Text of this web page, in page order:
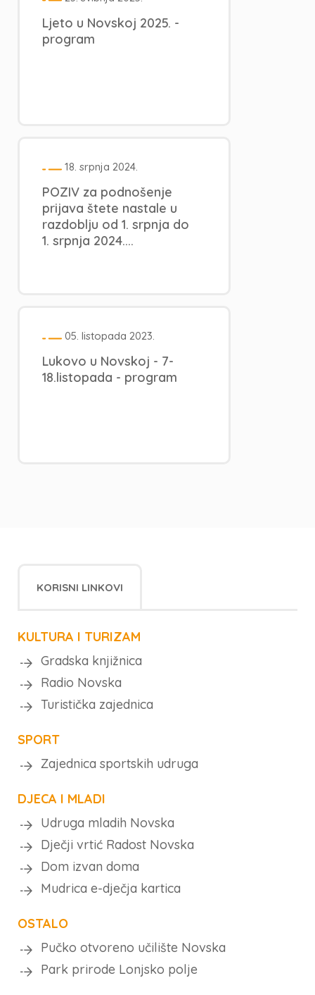
Ljeto u Novskoj 2025. -
program
18. srpnja 2024.
POZIV za podnošenje
prijava štete nastale u
razdoblju od 1. srpnja do
1. srpnja 2024....
05. listopada 2023.
Lukovo u Novskoj - 7-
18.listopada - program
KORISNI LINKOVI
KULTURA I TURIZAM
Gradska knjižnica
Radio Novska
Turistička zajednica
SPORT
Zajednica sportskih udruga
DJECA I MLADI
Udruga mladih Novska
Dječji vrtić Radost Novska
Dom izvan doma
Mudrica e-dječja kartica
OSTALO
Pučko otvoreno učilište Novska
Park prirode Lonjsko polje